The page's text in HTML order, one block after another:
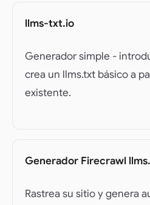
llms-txt.io
Generador simple -
crea un llms.txt básico a
existente.
Generador Firecrawl
Rastrea su sitio y genera